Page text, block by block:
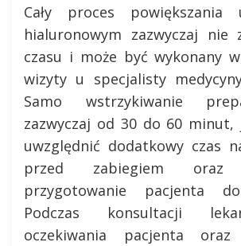
Cały proces powiększania
hialuronowym zazwyczaj nie
czasu i może być wykonany
wizyty u specjalisty
Samo wstrzykiwanie
zazwyczaj od 30 do 60
uwzględnić dodatkowy czas
przed zabiegiem oraz
przygotowanie pacjenta
Podczas konsultacji
oczekiwania pacjenta oraz